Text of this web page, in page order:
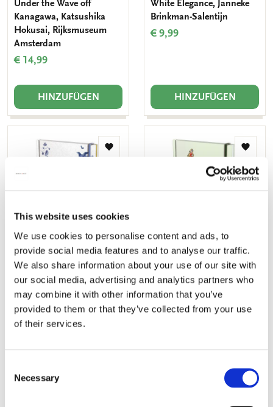
This website uses cookies
We use cookies to personalise content and ads, to
provide social media features and to analyse our traffic.
We also share information about your use of our site with
our social media, advertising and analytics partners who
may combine it with other information that you’ve
provided to them or that they’ve collected from your use
of their services.
Selection
Necessary
Under the Wave off
Kanagawa, Katsushika
Hokusai, Rijksmuseum
Amsterdam
€ 14,99
HINZUFÜGEN
White Elegance, Janneke
Brinkman-Salentijn
€ 9,99
HINZUFÜGEN
Zur
Notizbuch Hardcover A5:
Delfter Blau, Rijksmuseum
€ 14,99
Zur
Notizbuch Hardcover A5:
Tulips/Tulips, Jacob
Marrel, Rijksmuseum
Amsterdam